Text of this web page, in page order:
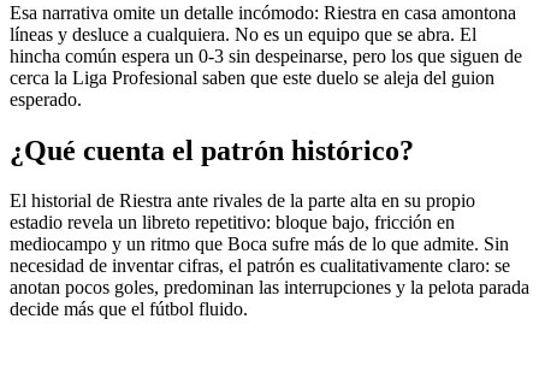
Esa narrativa omite un detalle incómodo: Riestra en casa amontona
líneas y desluce a cualquiera. No es un equipo que se abra. El
hincha común espera un 0-3 sin despeinarse, pero los que siguen de
cerca la Liga Profesional saben que este duelo se aleja del guion
esperado.
¿Qué cuenta el patrón histórico?
El historial de Riestra ante rivales de la parte alta en su propio
estadio revela un libreto repetitivo: bloque bajo, fricción en
mediocampo y un ritmo que Boca sufre más de lo que admite. Sin
necesidad de inventar cifras, el patrón es cualitativamente claro: se
anotan pocos goles, predominan las interrupciones y la pelota parada
decide más que el fútbol fluido.